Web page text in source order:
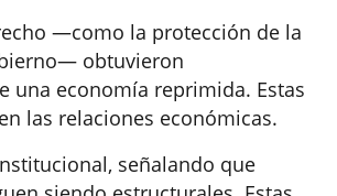
—como la protección de la
obtuvieron
una economía reprimida. Estas
las relaciones económicas.
señalando que